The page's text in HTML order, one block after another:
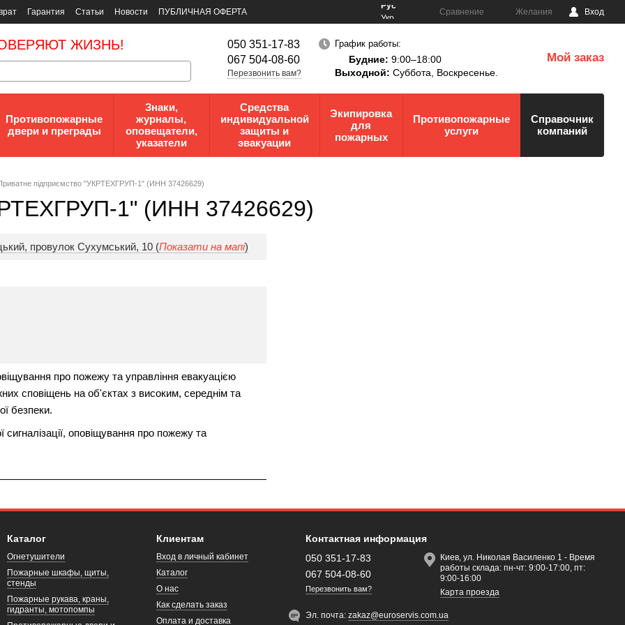
Гарантия Статьи Новости
ПУБЛИЧНАЯ ОФЕРТА
Рус
Укр
Сравнение Желания Вход
ЖИЗНЬ!
050 351-17-83
067 504-08-60
Перезвонить вам?
График работы:
Будние: 9:00–18:00
Выходной: Суббота, Воскресенье.
Мой заказ
Противопожарные
двери и преграды
Знаки,
журналы,
оповещатели,
указатели
Средства
индивидуальной
защиты и
эвакуации
Экипировка
для
пожарных
Противопожарные
услуги
Справочник
компаний
пiдпpиємcтвo "УКРТЕХГРУП-1" (ИНН 37426629)
1" (ИНН 37426629)
провулок Сухумський, 10 (Показати на мапі)
про пожежу та управління евакуацією
сповіщень на об'єктах з високим, середнім та
безпеки.
оповіщування про пожежу та
Каталог
Огнетушители
Пожарные шкафы, щиты,
стенды
Пожарные рукава, краны,
гидранты, мотопомпы
Клиентам
Вход в личный кабинет
Каталог
О нас
Как сделать заказ
Оплата и доставка
Контактная информация
050 351-17-83
067 504-08-60
Перезвонить вам?
Киев, ул. Николая Василенко 1 - Время
работы склада: пн-чт: 9:00-17:00, пт:
9:00-16:00
Карта проезда
Эл. почта:zakaz@euroservis.com.ua